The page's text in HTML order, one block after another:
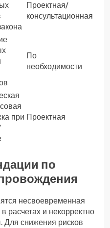
Проектная/
консультационная
По
необходимости
при Проектная
по
несвоевременная
расчетах и некорректно
снижения рисков